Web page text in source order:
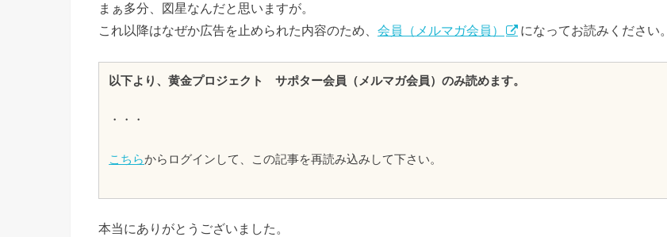
まぁ多分、図星なんだと思いますが。
これ以降はなぜか広告を止められた内容のため、 会員（メルマガ会員） になってお読みください。
以下より、黄金プロジェクト サポター会員（メルマガ会員）のみ読めます。
・・・
こちらからログインして、この記事を再読み込みして下さい。
本当にありがとうございました。